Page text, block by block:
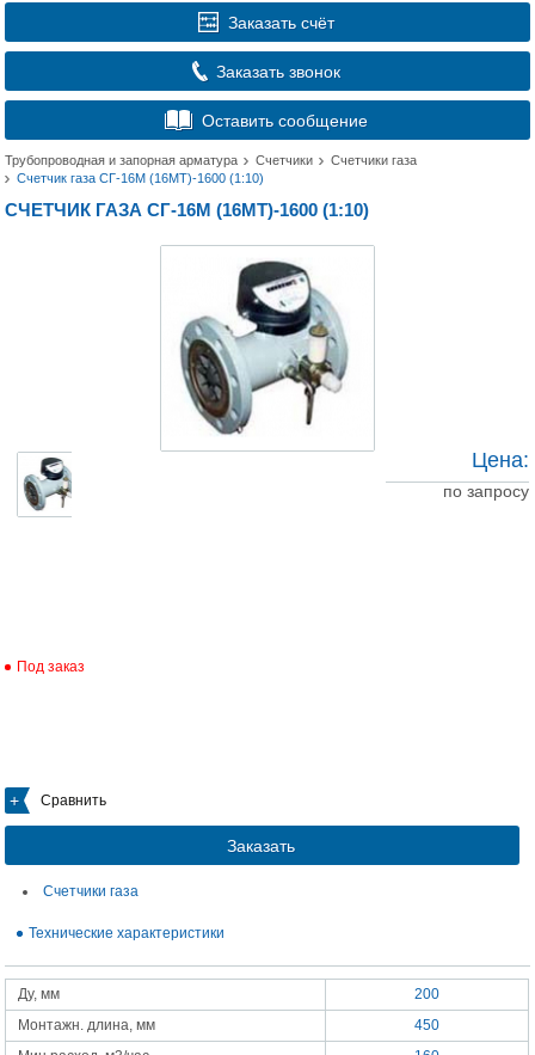
Заказать счёт
Заказать звонок
Оставить сообщение
Трубопроводная и запорная арматура Счетчики
Счетчики газа
Счетчик газа СГ-16М (16МТ)-1600 (1:10)
СЧЕТЧИК ГАЗА СГ-16М (16МТ)-1600 (1:10)
Под заказ
Сравнить
Заказать
Цена:
по запросу
Счетчики газа
Технические характеристики
Ду, мм
200
Монтажн. длина, мм
450